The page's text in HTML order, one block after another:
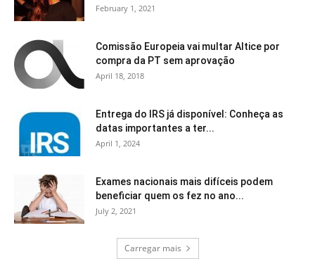
February 1, 2021
Comissão Europeia vai multar Altice por
compra da PT sem aprovação
April 18, 2018
Entrega do IRS já disponível: Conheça as
datas importantes a ter...
April 1, 2024
Exames nacionais mais difíceis podem
beneficiar quem os fez no ano...
July 2, 2021
Carregar mais